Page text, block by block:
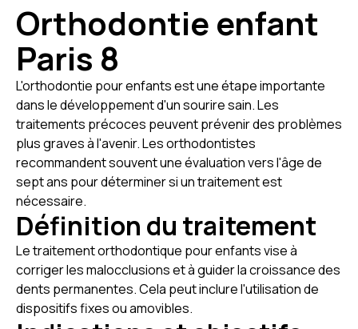
Orthodontie enfant
Paris 8
L'orthodontie pour enfants est une étape importante
dans le développement d'un sourire sain. Les
traitements précoces peuvent prévenir des problèmes
plus graves à l'avenir. Les orthodontistes
recommandent souvent une évaluation vers l'âge de
sept ans pour déterminer si un traitement est
nécessaire.
Définition du traitement
Le traitement orthodontique pour enfants vise à
corriger les malocclusions et à guider la croissance des
dents permanentes. Cela peut inclure l'utilisation de
dispositifs fixes ou amovibles.